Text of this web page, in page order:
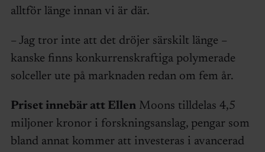
alltför länge innan vi är där.
– Jag tror inte att det dröjer särskilt länge –
kanske finns konkurrenskraftiga polymerade
solceller ute på marknaden redan om fem år.
Priset innebär att EllenMoons tilldelas 4,5
miljoner kronor i forskningsanslag, pengar som
bland annat kommer att investeras i avancerad